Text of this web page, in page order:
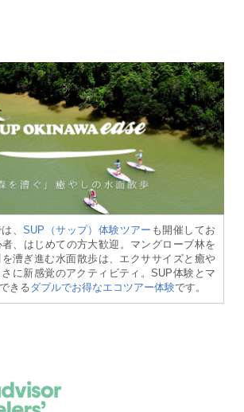
、SUP（サップ）体験ツアー も開催してお
、はじめての方大歓迎。マングローブ林を
漕ぎ進む水面散歩は、エクササイズと癒や
に新感覚のアクティビティ。SUP体験とマ
きるダブルでお得なエコツアー体験です。